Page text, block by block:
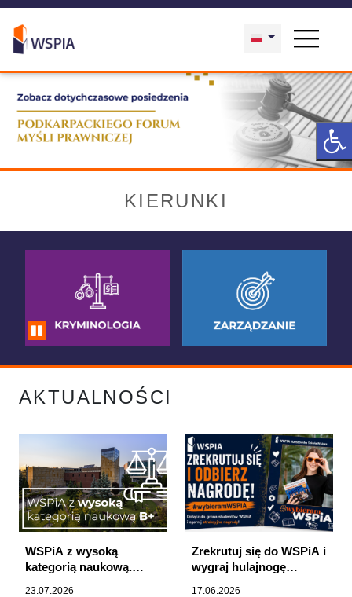
KIERUNKI
AKTUALNOŚCI
WSPiA z wysoką
kategorią naukową.
23.07.2026
Zrekrutuj się do WSPiA i
wygraj hulajnogę
17.06.2026